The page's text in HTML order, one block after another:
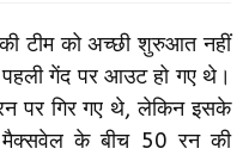
टीम को अच्छी शुरुआत नहीं
गेंद पर आउट हो गए थे।
पर गिर गए थे, लेकिन इसके
मैक्सवेल के बीच 50 रन की